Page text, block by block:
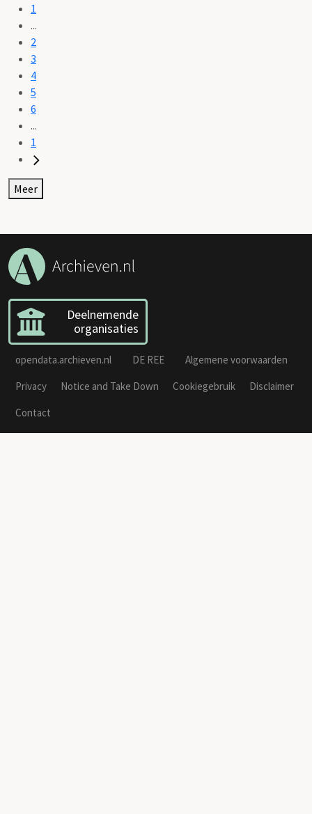
1
...
2
3
4
5
6
...
1
Meer
Deelnemende
organisaties
opendata.archieven.nl DE REE
Algemene voorwaarden
Privacy
Notice and Take Down Cookiegebruik
Disclaimer
Contact